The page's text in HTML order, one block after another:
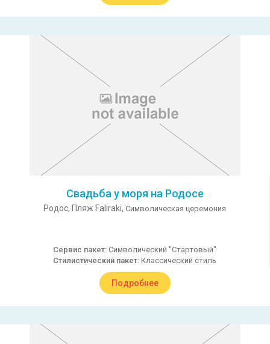
Свадьба у моря на Родосе
Родос, Пляж Faliraki, Символическая церемония
Сервис пакет: Символический "Стартовый"
Стилистический пакет: Классический стиль
Подробнее